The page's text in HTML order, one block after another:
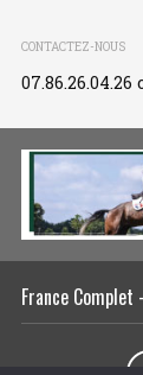
CONTACTEZ-NOUS
07.86.26.04.26
France Complet -